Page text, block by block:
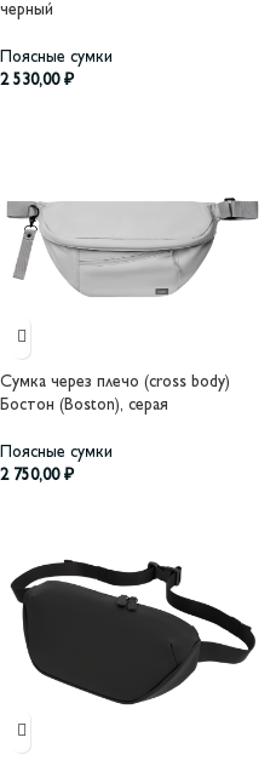
черный
Поясные сумки
2 530,00 ₽
Сумка через плечо (cross body)
Бостон (Boston), серая
Поясные сумки
2 750,00 ₽